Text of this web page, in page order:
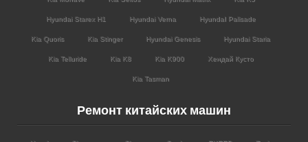
Hyundai Starex H1 Hyundai Verna HyundaI Palisade
Kia Quoris Kia Stinger Hyundai Genesis Hyundai Staria
Kia Telluride Kia K8 Kia K900 Хендай Кусто
Kia Tasman
Ремонт китайских машин